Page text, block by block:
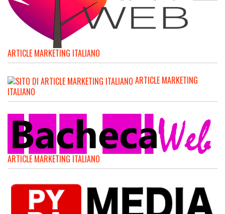
ARTICLE MARKETING ITALIANO
ARTICLE MARKETING
ITALIANO
ARTICLE MARKETING ITALIANO